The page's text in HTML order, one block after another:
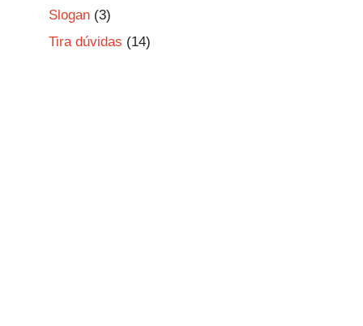
Slogan (3)
Tira dúvidas (14)